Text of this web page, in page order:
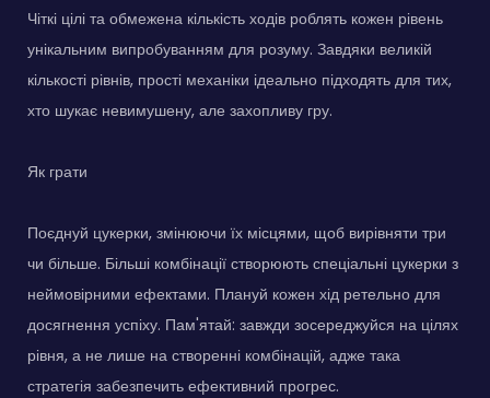
Чіткі цілі та обмежена кількість ходів роблять кожен рівень
унікальним випробуванням для розуму. Завдяки великій
кількості рівнів, прості механіки ідеально підходять для тих,
хто шукає невимушену, але захопливу гру.
Як грати
Поєднуй цукерки, змінюючи їх місцями, щоб вирівняти три
чи більше. Більші комбінації створюють спеціальні цукерки з
неймовірними ефектами. Плануй кожен хід ретельно для
досягнення успіху. Пам'ятай: завжди зосереджуйся на цілях
рівня, а не лише на створенні комбінацій, адже така
стратегія забезпечить ефективний прогрес.